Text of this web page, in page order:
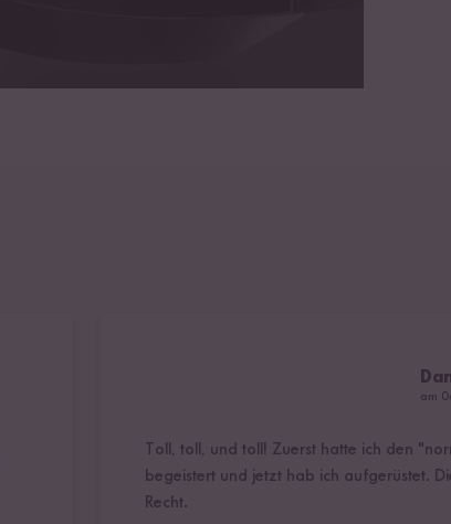
am
Toll, toll, und toll! Zuerst hatte ich den
begeistert und jetzt hab ich aufgerüstet.
Recht.